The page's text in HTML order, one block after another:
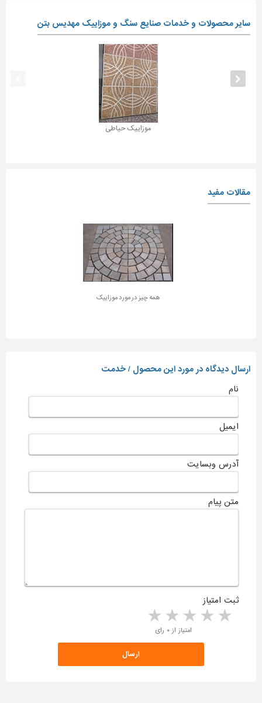
سایر محصولات و خدمات صنایع سنگ و موزاییک مهدیس بتن
موزاییک حیاطی
مقالات مفید
همه چیز در مورد موزاییک
ارسال دیدگاه در مورد این محصول / خدمت
نام
ایمیل
آدرس وبسایت
متن پیام
ثبت امتیاز
4 stars 3 stars 2 stars 1 star امتیاز از ۰ رای